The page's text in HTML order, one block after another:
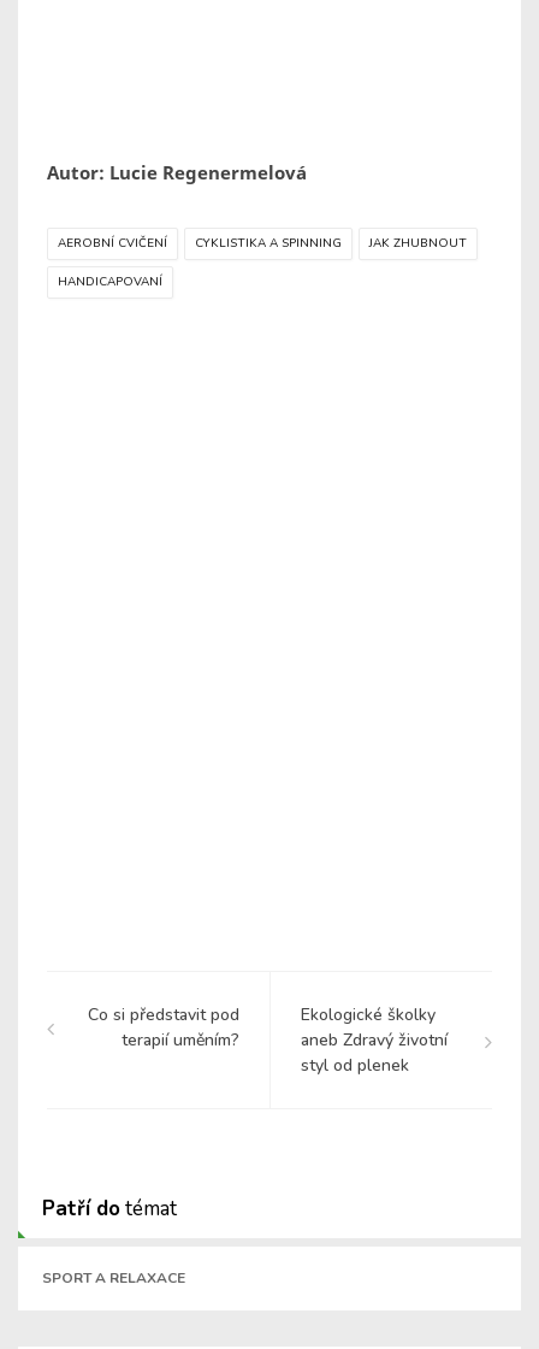
Autor: Lucie Regenermelová
AEROBNÍ CVIČENÍ CYKLISTIKA A SPINNING JAK ZHUBNOUT
HANDICAPOVANÍ
Co si představit pod
terapií uměním?
Ekologické školky
aneb Zdravý životní
styl od plenek
Patří dotémat
SPORT A RELAXACE